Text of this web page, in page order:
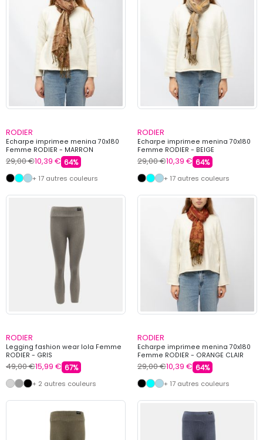
RODIER
Echarpe imprimee menina 70x180
Femme RODIER - MARRON
29,00 €10,39 € 64%
+ 17 autres couleurs
RODIER
Echarpe imprimee menina 70x180
Femme RODIER - BEIGE
29,00 €10,39 € 64%
+ 17 autres couleurs
RODIER
Legging fashion wear lola Femme
RODIER - GRIS
49,00 €15,99 € 67%
+ 2 autres couleurs
RODIER
Echarpe imprimee menina 70x180
Femme RODIER - ORANGE CLAIR
29,00 €10,39 € 64%
+ 17 autres couleurs